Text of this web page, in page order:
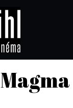
Magma